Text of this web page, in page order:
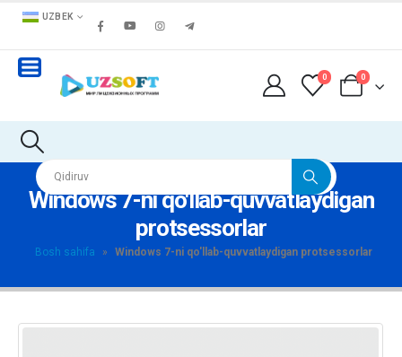
UZBEK
0 0
Windows 7-ni qo'llab-quvvatlaydigan
protsessorlar
Bosh sahifa » Windows 7-ni qo'llab-quvvatlaydigan protsessorlar